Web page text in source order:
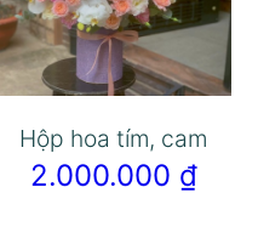
Hộp hoa tím, cam
2.000.000 ₫